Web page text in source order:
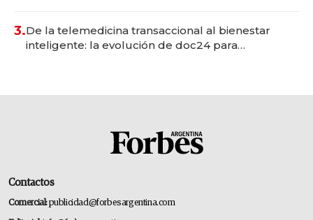
3.De la telemedicina transaccional al bienestar
inteligente: la evolución de doc24 para
Contactos
Comercial:publicidad@forbesargentina.com